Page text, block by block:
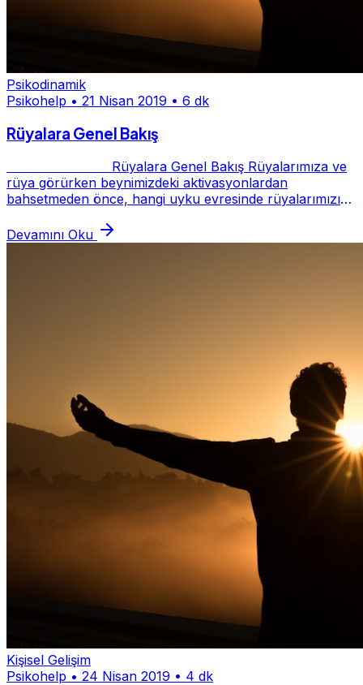
Psikodinamik
Psikohelp • 21 Nisan 2019 • 6 dk
Rüyalara Genel Bakış
Rüyalara Genel Bakış Rüyalarımıza ve
rüya görürken beynimizdeki aktivasyonlardan
bahsetmeden önce, hangi uyku evresinde rüyalarımızı
Devamını Oku
Kişisel Gelişim
Psikohelp • 24 Nisan 2019 • 4 dk